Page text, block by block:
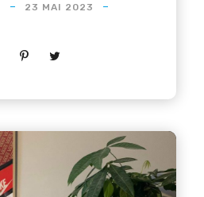
23 MAI 2023